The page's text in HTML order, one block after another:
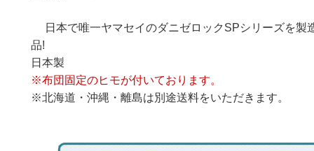
日本で唯一ヤマセイのダニゼロックSPシリーズを製
品!
日本製
※布団固定のヒモが付いております。
※北海道・沖縄・離島は別途送料をいただきます。